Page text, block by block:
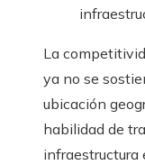
La
ya no se
ubicación
habilidad de
infraestructura